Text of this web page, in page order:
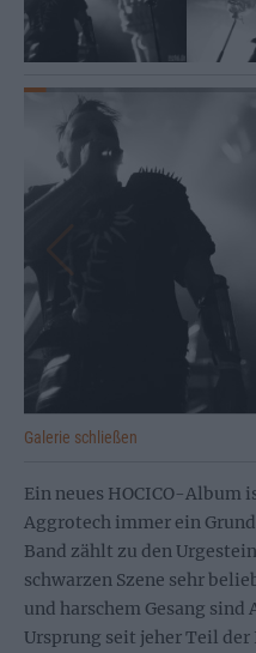
Galerie schließen
Ein neues HOCICO-Album
Aggrotech immer ein
Band zählt zu den
schwarzen Szene sehr
und harschem Gesang
Ursprung seit jeher Teil der